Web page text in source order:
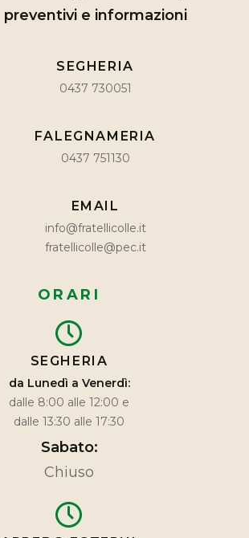
preventivi e informazioni
SEGHERIA
0437 730051
FALEGNAMERIA
0437 751130
EMAIL
info@fratellicolle.it
fratellicolle@pec.it
ORARI
SEGHERIA
da Lunedì a Venerdì:
dalle 8:00 alle 12:00 e
dalle 13:30 alle 17:30
Sabato:
Chiuso